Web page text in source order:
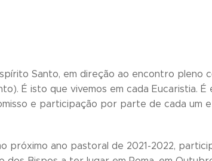
Santo, em direção ao encontro pleno
É isto que vivemos em cada Eucaristia. É
e participação por parte de cada um
próximo ano pastoral de 2021-2022,